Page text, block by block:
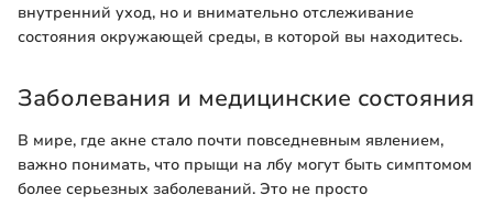
внутренний уход, но и внимательно отслеживание
состояния окружающей среды, в которой вы находитесь.
Заболевания и медицинские состояния
В мире, где акне стало почти повседневным явлением,
важно понимать, что прыщи на лбу могут быть симптомом
более серьезных заболеваний. Это не просто